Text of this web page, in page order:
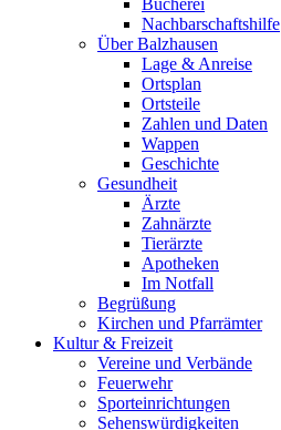
Bücherei
Nachbarschaftshilfe
Über Balzhausen
Lage & Anreise
Ortsplan
Ortsteile
Zahlen und Daten
Wappen
Geschichte
Gesundheit
Ärzte
Zahnärzte
Tierärzte
Apotheken
Im Notfall
Begrüßung
Kirchen und Pfarrämter
Kultur & Freizeit
Vereine und Verbände
Feuerwehr
Sporteinrichtungen
Sehenswürdigkeiten